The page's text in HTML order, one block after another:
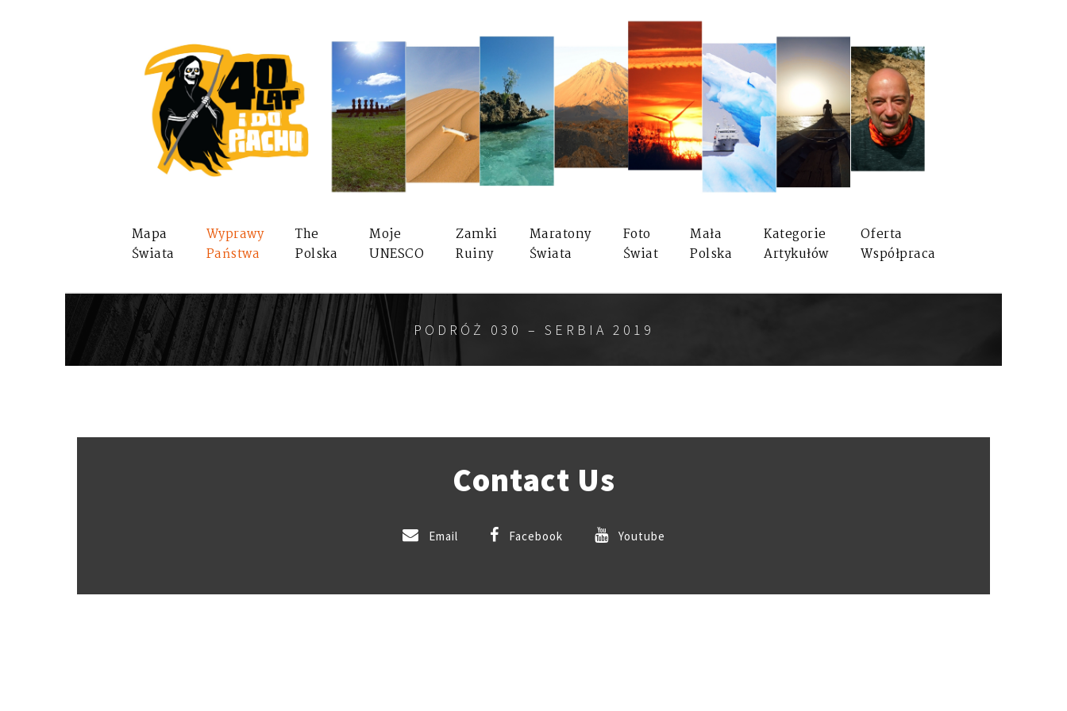
Mapa
Świata
Wyprawy
Państwa
The
Polska
Moje
UNESCO
Zamki
Ruiny
Maratony
Świata
Foto
Świat
Mała
Polska
Kategorie
Artykułów
Oferta
Współpraca
PODRÓŻ 030 – SERBIA 2019
Contact Us
Email Facebook Youtube